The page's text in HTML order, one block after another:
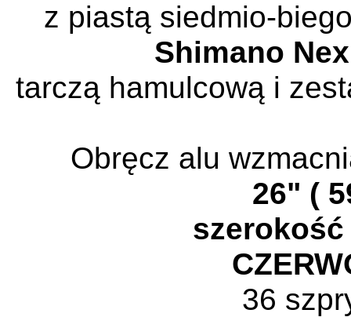
z piastą siedmio-
Shimano
tarczą hamulcową i
Obręcz alu
26" (
szerokość
36